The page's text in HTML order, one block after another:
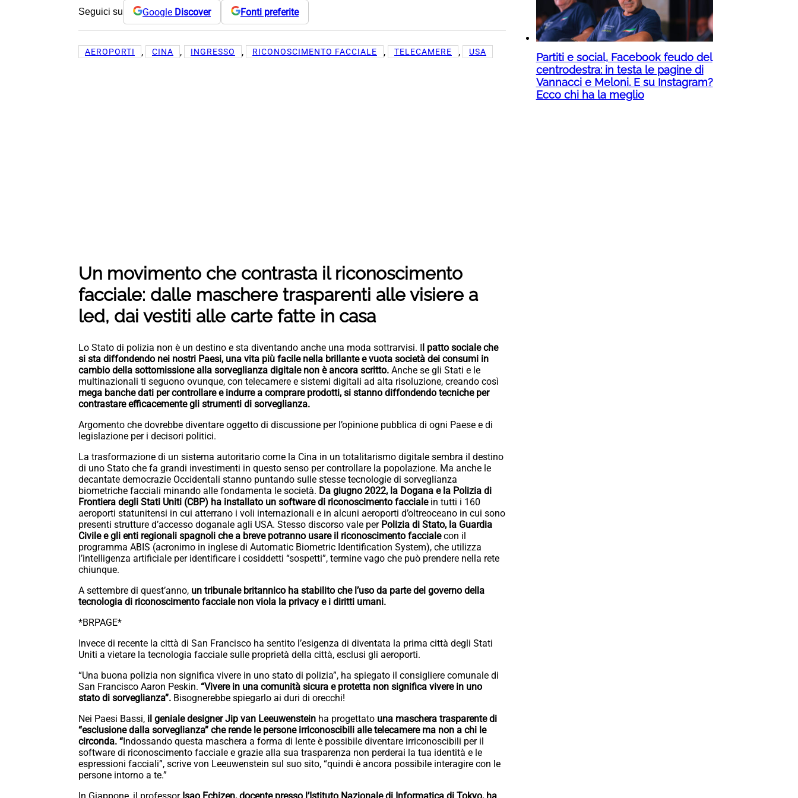
Seguici su Google Discover Fonti preferite
AEROPORTI , CINA , INGRESSO , RICONOSCIMENTO FACCIALE , TELECAMERE , USA
Un movimento che contrasta il riconoscimento
facciale: dalle maschere trasparenti alle visiere a
led, dai vestiti alle carte fatte in casa
Lo Stato di polizia non è un destino e sta diventando anche una moda sottrarvisi. Il patto sociale che
si sta diffondendo nei nostri Paesi, una vita più facile nella brillante e vuota società dei consumi in
cambio della sottomissione alla sorveglianza digitale non è ancora scritto. Anche se gli Stati e le
multinazionali ti seguono ovunque, con telecamere e sistemi digitali ad alta risoluzione, creando così
mega banche dati per controllare e indurre a comprare prodotti, si stanno diffondendo tecniche per
contrastare efficacemente gli strumenti di sorveglianza.
Argomento che dovrebbe diventare oggetto di discussione per l’opinione pubblica di ogni Paese e di
legislazione per i decisori politici.
La trasformazione di un sistema autoritario come la Cina in un totalitarismo digitale sembra il destino
di uno Stato che fa grandi investimenti in questo senso per controllare la popolazione. Ma anche le
decantate democrazie Occidentali stanno puntando sulle stesse tecnologie di sorveglianza
biometriche facciali minando alle fondamenta le società. Da giugno 2022, la Dogana e la Polizia di
Frontiera degli Stati Uniti (CBP) ha installato un software di riconoscimento faccialein tutti i 160
aeroporti statunitensi in cui atterrano i voli internazionali e in alcuni aeroporti d’oltreoceano in cui sono
presenti strutture d’accesso doganale agli USA. Stesso discorso vale per Polizia di Stato, la Guardia
Civile e gli enti regionali spagnoli che a breve potranno usare il riconoscimento faccialecon il
programma ABIS (acronimo in inglese di Automatic Biometric Identification System), che utilizza
l’intelligenza artificiale per identificare i cosiddetti “sospetti”, termine vago che può prendere nella rete
chiunque.
A settembre di quest’anno, un tribunale britannico ha stabilito che l’uso da parte del governo della
tecnologia di riconoscimento facciale non viola la privacy e i diritti umani.
*BRPAGE*
Invece di recente la città di San Francisco ha sentito l’esigenza di diventata la prima città degli Stati
Uniti a vietare la tecnologia facciale sulle proprietà della città, esclusi gli aeroporti.
“Una buona polizia non significa vivere in uno stato di polizia”, ha spiegato il consigliere comunale di
San Francisco Aaron Peskin. “Vivere in una comunità sicura e protetta non significa vivere in uno
stato di sorveglianza”. Bisognerebbe spiegarlo ai duri di orecchi!
Nei Paesi Bassi, il geniale designer Jip van Leeuwenstein ha progettato una maschera trasparente di
“esclusione dalla sorveglianza” che rende le persone irriconoscibili alle telecamere ma non a chi le
circonda. “Indossando questa maschera a forma di lente è possibile diventare irriconoscibili per il
software di riconoscimento facciale e grazie alla sua trasparenza non perderai la tua identità e le
espressioni facciali”, scrive von Leeuwenstein sul suo sito, “quindi è ancora possibile interagire con le
persone intorno a te.”
Partiti e social, Facebook feudo del
centrodestra: in testa le pagine di
Vannacci e Meloni. E su Instagram?
Ecco chi ha la meglio